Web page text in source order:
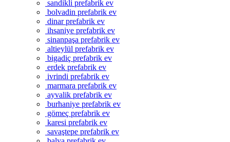
sandikli prefabrik ev
bolvadin prefabrik ev
dinar prefabrik ev
ihsaniye prefabrik ev
sinanpaşa prefabrik ev
altieylül prefabrik ev
bigadiç prefabrik ev
erdek prefabrik ev
ivrindi prefabrik ev
marmara prefabrik ev
ayvalik prefabrik ev
burhaniye prefabrik ev
gömeç prefabrik ev
karesi prefabrik ev
savaştepe prefabrik ev